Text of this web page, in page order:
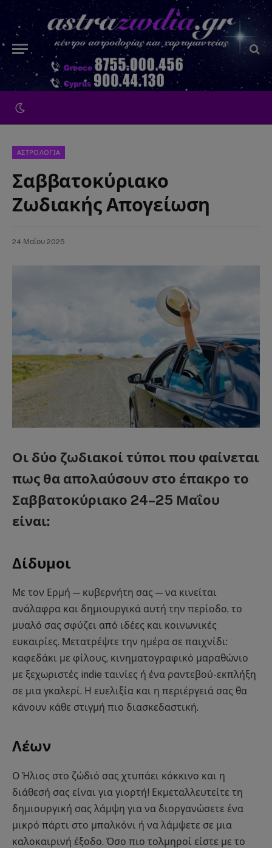
ΑΣΤΡΟΛΟΓΙΑ
Σαββατοκύριακο
Ζωδιακής Απογείωση
24 Μαΐου 2025
Οι δύο ζωδιακοί τύποι που φαίνεται
πως θα απολαύσουν στο έπακρο το
Σαββατοκύριακο 24–25 Μαΐου
είναι:
Δίδυμοι
Με τον Ερμή — κυβερνήτη σας — να κινείται
ανάλαφρα και δημιουργικά αυτή την περίοδο, το
μυαλό σας σφύζει από ιδέες και κοινωνικές
ευκαιρίες. Μετατρέψτε την ημέρα σε παιχνίδι:
καφεδάκι με φίλους, κινηματογραφικό μαραθώνιο
με ξεχωριστές indie ταινίες ή ένα ραντεβού-εκπλήξη
σε μια γκαλερί. Η ευελιξία και η περιέργειά σας θα
κάνουν κάθε στιγμή πιο διασκεδαστική.
Λέων
Ο Ήλιος στο ζώδιό σας χτυπάει κόκκινο και η
διάθεσή σας είναι για γιορτή! Εκμεταλλευτείτε τη
δημιουργική σας λάμψη για να διοργανώσετε ένα
μικρό πάρτι στο μπαλκόνι ή να λάμψετε σε μια
καλοκαιρινή έξοδο. Όσο πιο τολμηροί είστε με το